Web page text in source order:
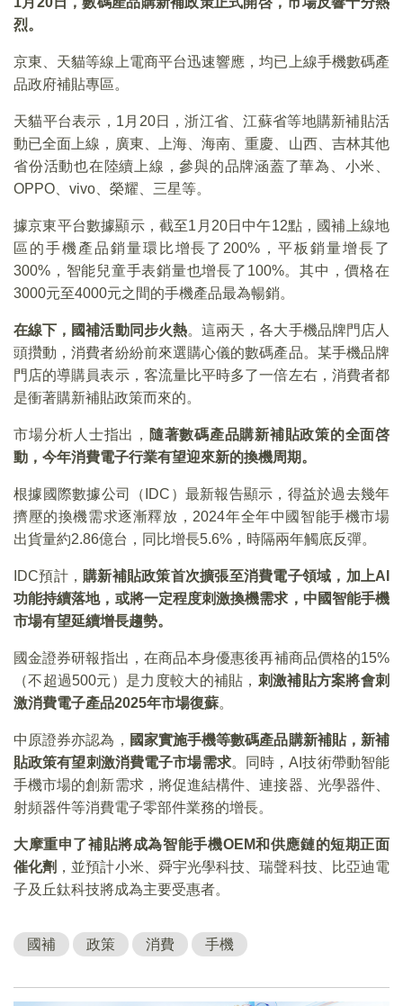
烈。
京東、天貓等線上電商平台迅速響應，均已上線手機數碼產
品政府補貼專區。
天貓平台表示，1月20日，浙江省、江蘇省等地購新補貼活
動已全面上線，廣東、上海、海南、重慶、山西、吉林其他
省份活動也在陸續上線，參與的品牌涵蓋了華為、小米、
OPPO、vivo、榮耀、三星等。
據京東平台數據顯示，截至1月20日中午12點，國補上線地
區的手機產品銷量環比增長了200%，平板銷量增長了
300%，智能兒童手表銷量也增長了100%。其中，價格在
3000元至4000元之間的手機產品最為暢銷。
在線下，國補活動同步火熱。這兩天，各大手機品牌門店人
頭攢動，消費者紛紛前來選購心儀的數碼產品。某手機品牌
門店的導購員表示，客流量比平時多了一倍左右，消費者都
是衝著購新補貼政策而來的。
市場分析人士指出， 隨著數碼產品購新補貼政策的全面啓
動，今年消費電子行業有望迎來新的換機周期。
根據國際數據公司（IDC）最新報告顯示，得益於過去幾年
擠壓的換機需求逐漸釋放，2024年全年中國智能手機市場
出貨量約2.86億台，同比增長5.6%，時隔兩年觸底反彈。
IDC預計， 購新補貼政策首次擴張至消費電子領域，加上AI
功能持續落地，或將一定程度刺激換機需求，中國智能手機
市場有望延續增長趨勢。
國金證券研報指出，在商品本身優惠後再補商品價格的15%
（不超過500元）是力度較大的補貼， 刺激補貼方案將會刺
激消費電子產品2025年市場復蘇。
中原證券亦認為， 國家實施手機等數碼產品購新補貼，新補
貼政策有望刺激消費電子市場需求。同時，AI技術帶動智能
手機市場的創新需求，將促進結構件、連接器、光學器件、
射頻器件等消費電子零部件業務的增長。
大摩重申了補貼將成為智能手機OEM和供應鏈的短期正面
催化劑 ，並預計小米、舜宇光學科技、瑞聲科技、比亞迪電
子及丘鈦科技將成為主要受惠者。
國補 政策 消費 手機